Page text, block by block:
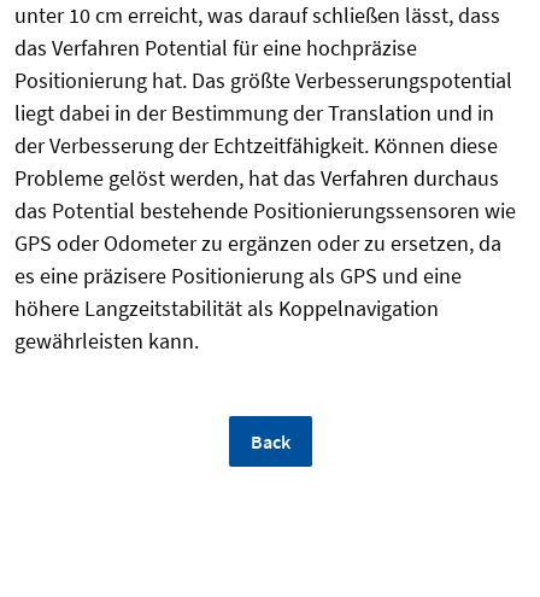
unter 10 cm erreicht, was darauf schließen lässt, dass
das Verfahren Potential für eine hochpräzise
Positionierung hat. Das größte Verbesserungspotential
liegt dabei in der Bestimmung der Translation und in
der Verbesserung der Echtzeitfähigkeit. Können diese
Probleme gelöst werden, hat das Verfahren durchaus
das Potential bestehende Positionierungssensoren wie
GPS oder Odometer zu ergänzen oder zu ersetzen, da
es eine präzisere Positionierung als GPS und eine
höhere Langzeitstabilität als Koppelnavigation
gewährleisten kann.
Back